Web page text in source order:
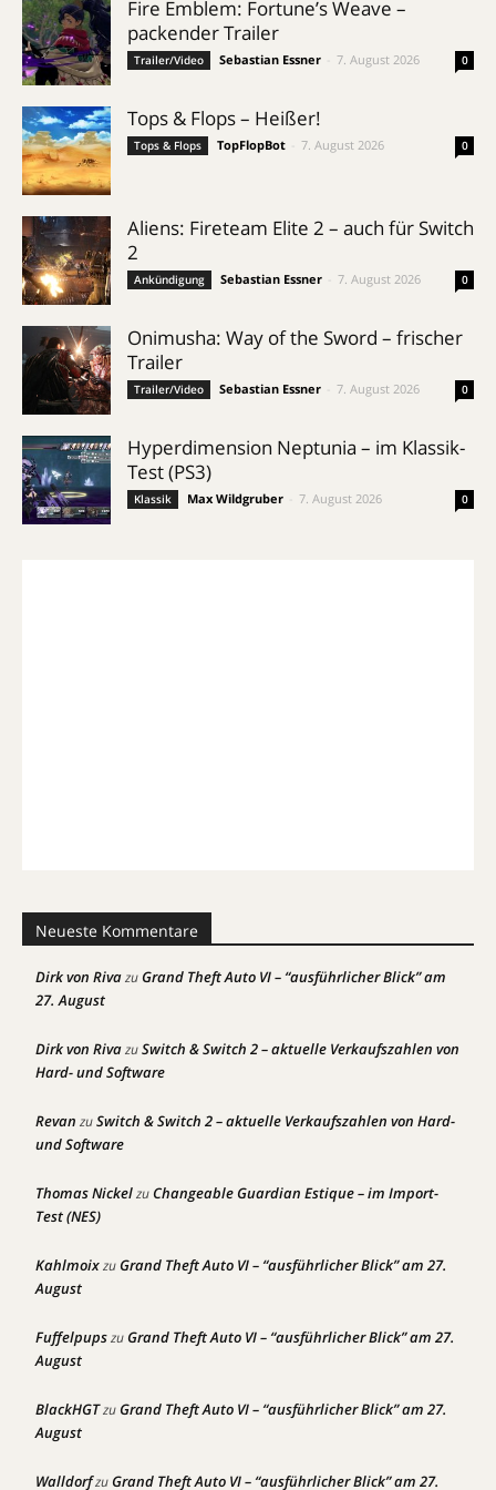
Fire Emblem: Fortune’s Weave –
packender Trailer
Trailer/Video Sebastian Essner 7. August 2026 0
Tops & Flops – Heißer!
Tops & Flops TopFlopBot 7. August 2026 0
Aliens: Fireteam Elite 2 – auch für Switch
2
Ankündigung Sebastian Essner 7. August 2026 0
Onimusha: Way of the Sword – frischer
Trailer
Trailer/Video Sebastian Essner 7. August 2026 0
Hyperdimension Neptunia – im Klassik-
Test (PS3)
Klassik Max Wildgruber 7. August 2026 0
Neueste Kommentare
Dirk von RivazuGrand Theft Auto VI – “ausführlicher Blick” am
27. August
Dirk von RivazuSwitch & Switch 2 – aktuelle Verkaufszahlen von
Hard- und Software
Revan zuSwitch & Switch 2 – aktuelle Verkaufszahlen von Hard-
und Software
Thomas NickelzuChangeable Guardian Estique – im Import-
Test (NES)
KahlmoixzuGrand Theft Auto VI – “ausführlicher Blick” am 27.
August
FuffelpupszuGrand Theft Auto VI – “ausführlicher Blick” am 27.
August
BlackHGTzuGrand Theft Auto VI – “ausführlicher Blick” am 27.
August
WalldorfzuGrand Theft Auto VI – “ausführlicher Blick” am 27.